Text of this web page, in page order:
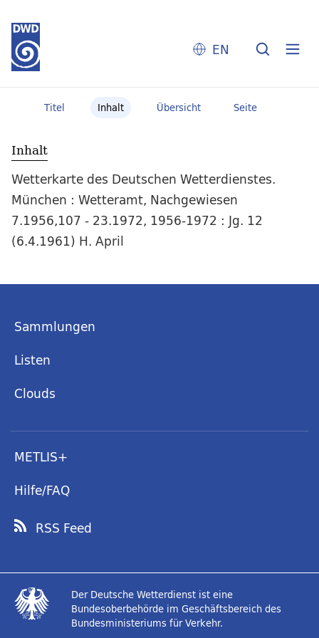
EN
Titel Inhalt Übersicht Seite
Inhalt
Wetterkarte des Deutschen Wetterdienstes.
München : Wetteramt, Nachgewiesen
7.1956,107 - 23.1972, 1956-1972 : Jg. 12
(6.4.1961) H. April
Sammlungen
Listen
Clouds
METLIS+
Hilfe/FAQ
RSS Feed
Der Deutsche Wetterdienst ist eine
Bundesoberbehörde im Geschäftsbereich des
Bundesministeriums für Verkehr.